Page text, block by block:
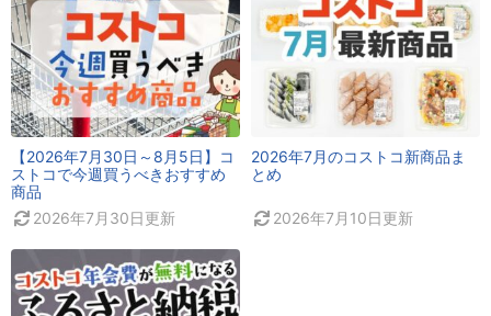
【2026年7月30日～8月5日】コ
ストコで今週買うべきおすすめ
商品
2026年7月30日更新
2026年7月のコストコ新商品ま
とめ
2026年7月10日更新